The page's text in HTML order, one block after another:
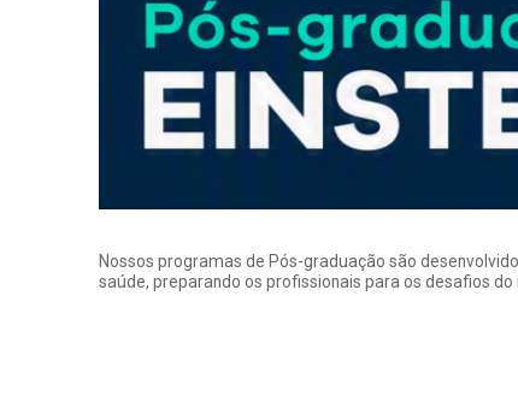
Nossos programas de Pós-graduação são
saúde, preparando os profissionais para os desafios